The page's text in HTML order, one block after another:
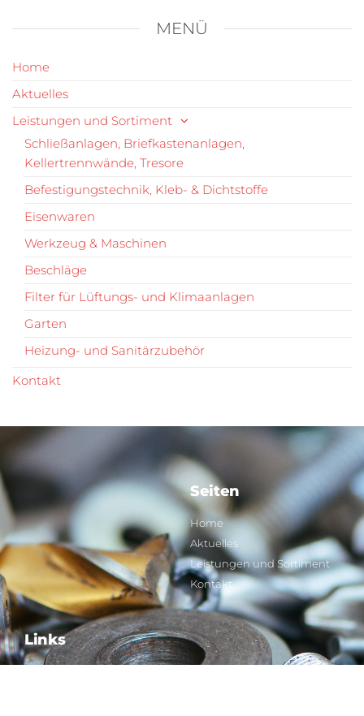
MENÜ
Home
Aktuelles
Leistungen und Sortiment
Schließanlagen, Briefkastenanlagen,
Kellertrennwände, Tresore
Befestigungstechnik, Kleb- & Dichtstoffe
Eisenwaren
Werkzeug & Maschinen
Beschläge
Filter für Lüftungs- und Klimaanlagen
Garten
Heizung- und Sanitärzubehör
Kontakt
Seiten
Home
Aktuelles
Leistungen und Sortiment
Kontakt
Links